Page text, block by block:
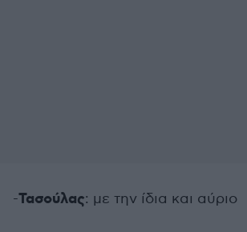
-Τασούλας: με την ίδια και αύριο